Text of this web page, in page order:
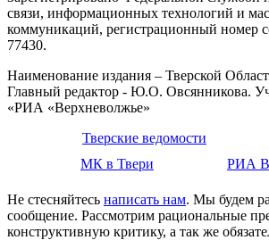
связи, информационных технологий и
коммуникаций, регистрационный
77430.
Наименование издания – Тверской
Главный редактор - Ю.О. Овсянникова.
«РИА «Верхневолжье»
Тверские ведомости
МК в Твери
РИА
Не стесняйтесь написать нам. Мы будем
сообщение. Рассмотрим рациональные
конструктивную критику, а так же